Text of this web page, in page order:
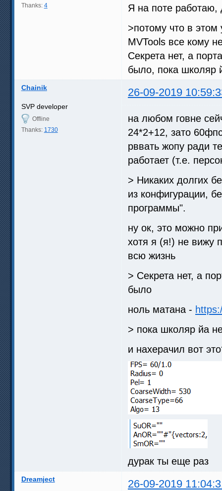
Thanks: 4
Я на поте работаю,
>потому что в этом
MVTools все кому
Секрета нет, а
было, пока школяр
Chainik 26-09-2019
SVP developer
Offline
Thanks: 1730
на любом говне
24*2+12, зато
рввать жопу ради
работает (т.е.
> Никаких долгих
из конфигурации,
программы".
ну ок, это можно
хотя я (я!) не вижу
всю жизнь
> Секрета нет, а
было
ноль матана -
> пока школяр йа
и нахерачил вот
дурак ты еще раз
Dreamject 26-09-2019